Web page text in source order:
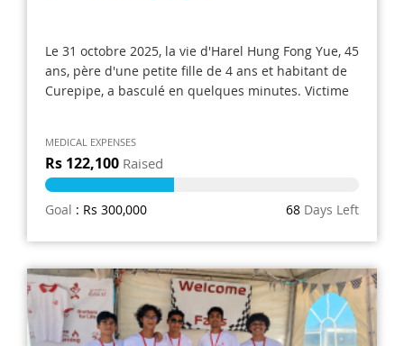
Le 31 octobre 2025, la vie d'Harel Hung Fong Yue, 45
ans, père d'une petite fille de 4 ans et habitant de
Curepipe, a basculé en quelques minutes. Victime
inopérable. Les médecins n'avaient aucune
intervention possible : il fallait attendre que
l'hémorragie se résorbe naturellement et espérer
que le cerveau puisse peu à peu se reconstruire.
poursuit sa rééducation avec une détermination
remarquable. Mais le chemin est encore très long.
Son côté droit a été lourdement atteint. Droitier, il a
dû apprendre à accomplir les gestes les plus
simples avec sa main gauche. Trois semaines
MEDICAL EXPENSES
Rs 122,100 Raised
Goal : Rs 300,000 68 Days Left